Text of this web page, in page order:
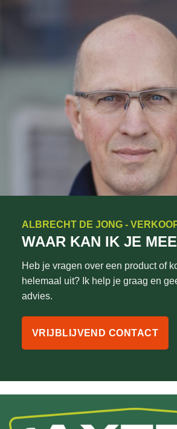
ALBRECHT DE JONG -
WAAR KAN IK JE
Heb je vragen over een product of
helemaal uit? Ik help je graag en
advies.
VRIJBLIJVEND CONTACT